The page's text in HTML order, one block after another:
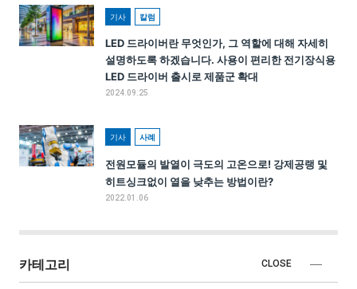
기사 칼럼
LED 드라이버란 무엇인가, 그 역할에 대해 자세히
설명하도록 하겠습니다. 사용이 편리한 전기장식용
LED 드라이버 출시로 제품군 확대
2024.09.25
기사 사례
전원모듈의 발열이 극도의 고온으로! 강제공랭 및
히트싱크없이 열을 낮추는 방법이란?
2022.01.06
카테고리 CLOSE